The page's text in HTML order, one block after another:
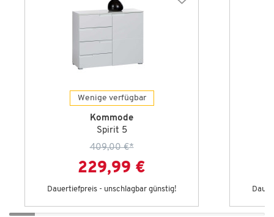
Wenige verfügbar
Kommode
Spirit 5
409,00 €*
229,99 €
Dauertiefpreis - unschlagbar günstig!